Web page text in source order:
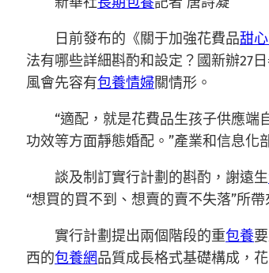
日前發布的《關于加強花費品甜
法有哪些詳細斟酌和設定？國新辦27
風會先容有包養情婦關情形。
“適配，就是花費品生孩子供應端
功效等方面靜態婚配。”產業和信息化
談及制訂實行計劃的斟酌，謝遠生
“想買的買不到、想賣的賣不失落”所
實行計劃提出兩個階段的重包養
西的包養網品質成長格式基礎構成，